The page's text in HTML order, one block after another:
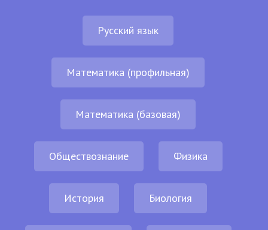
Русский язык
Математика (профильная)
Математика (базовая)
Обществознание Физика
История Биология